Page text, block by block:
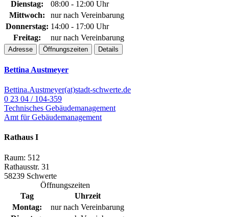
Dienstag:
08:00 - 12:00 Uhr
Mittwoch:
nur nach Vereinbarung
Donnerstag: 14:00 - 17:00 Uhr
Freitag:
nur nach Vereinbarung
Adresse Öffnungszeiten Details
Bettina Austmeyer
Bettina.Austmeyer(at)stadt-schwerte.de
0 23 04 / 104-359
Technisches Gebäudemanagement
Amt für Gebäudemanagement
Rathaus I
Raum: 512
Rathausstr. 31
58239 Schwerte
Öffnungszeiten
Tag
Uhrzeit
Montag:
nur nach Vereinbarung